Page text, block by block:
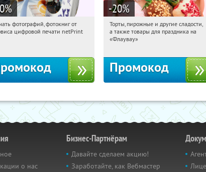
%
12:03:00 Получили:
фотографий, фотокниг от
цифровой печати netPrint
-20%
12:03:00 Получили:
Россия
Торты, пирожные и другие сладости,
а также товары для праздника на
«Флаувау»
Промокод
о нас
Бизнес-Партнёрам
Давайте сделаем акцию!
Заработайте, как Вебмастер